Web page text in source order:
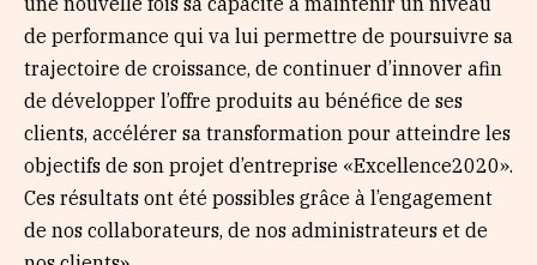
de performance qui va lui permettre de poursuivre sa
trajectoire de croissance, de continuer d’innover afin
de développer l’offre produits au bénéfice de ses
clients, accélérer sa transformation pour atteindre les
objectifs de son projet d’entreprise «Excellence2020».
Ces résultats ont été possibles grâce à l’engagement
de nos collaborateurs, de nos administrateurs et de